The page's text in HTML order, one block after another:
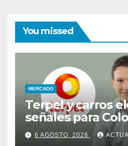
You missed
MERCADO
Terpel y carros
señales para
6 AGOSTO, 2026